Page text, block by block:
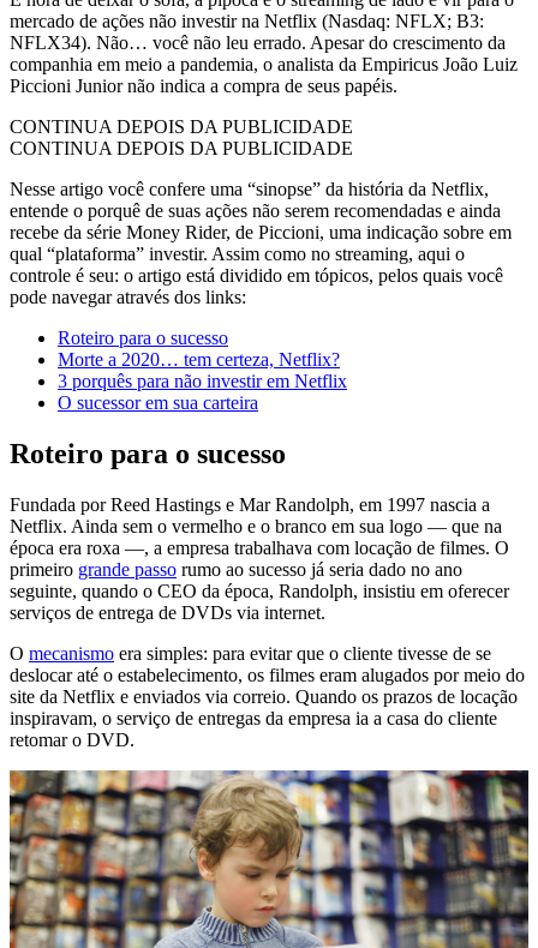
mercado de ações não investir na Netflix (Nasdaq: NFLX; B3:
NFLX34). Não… você não leu errado. Apesar do crescimento da
companhia em meio a pandemia, o analista da Empiricus João Luiz
Piccioni Junior não indica a compra de seus papéis.
CONTINUA DEPOIS DA PUBLICIDADE
CONTINUA DEPOIS DA PUBLICIDADE
Nesse artigo você confere uma “sinopse” da história da Netflix,
entende o porquê de suas ações não serem recomendadas e ainda
recebe da série Money Rider, de Piccioni, uma indicação sobre em
qual “plataforma” investir. Assim como no streaming, aqui o
controle é seu: o artigo está dividido em tópicos, pelos quais você
pode navegar através dos links:
Roteiro para o sucesso
Morte a 2020… tem certeza, Netflix?
3 porquês para não investir em Netflix
O sucessor em sua carteira
Roteiro para o sucesso
Fundada por Reed Hastings e Mar Randolph, em 1997 nascia a
Netflix. Ainda sem o vermelho e o branco em sua logo — que na
época era roxa —, a empresa trabalhava com locação de filmes. O
primeiro grande passo rumo ao sucesso já seria dado no ano
seguinte, quando o CEO da época, Randolph, insistiu em oferecer
serviços de entrega de DVDs via internet.
O mecanismo era simples: para evitar que o cliente tivesse de se
deslocar até o estabelecimento, os filmes eram alugados por meio do
site da Netflix e enviados via correio. Quando os prazos de locação
inspiravam, o serviço de entregas da empresa ia a casa do cliente
retomar o DVD.